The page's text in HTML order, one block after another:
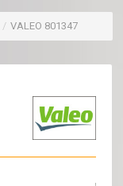
/ VALEO 801347